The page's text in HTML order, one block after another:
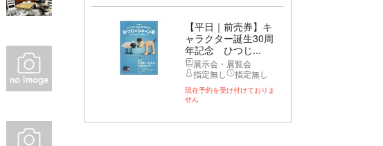
【平日｜前売券】キ
ャラクター誕生30周
年記念 ひつじ...
展示会・展覧会
指定無し
指定無し
現在予約を受け付けておりま
せん